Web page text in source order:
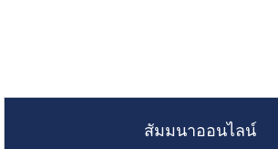
สัมมนาออนไลน์